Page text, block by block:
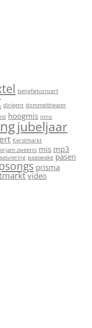
benefietconcert
dirigent dommeltheater
hoogmis inno
jubeljaar
Kerstmarkt
zweerts mis mp3
paaswake pasen
prisma
video